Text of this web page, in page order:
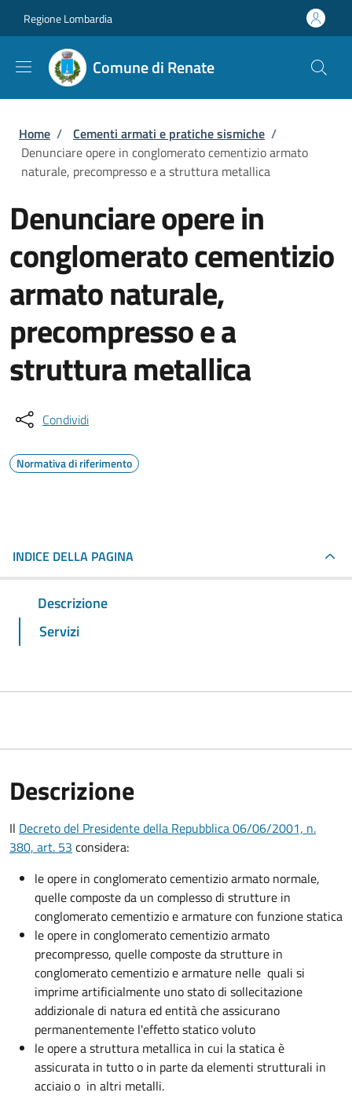
Regione Lombardia
Comune di Renate
Briciole di pane
Home / Cementi armati e pratiche sismiche /
Denunciare opere in conglomerato cementizio armato
naturale, precompresso e a struttura metallica
Denunciare opere in
conglomerato cementizio
armato naturale,
precompresso e a
struttura metallica
Condividi
Normativa di riferimento
INDICE DELLA PAGINA
Descrizione
Servizi
Descrizione
Il Decreto del Presidente della Repubblica 06/06/2001, n.
380, art. 53 considera:
le opere in conglomerato cementizio armato normale,
quelle composte da un complesso di strutture in
conglomerato cementizio e armature con funzione statica
le opere in conglomerato cementizio armato
precompresso, quelle composte da strutture in
conglomerato cementizio e armature nelle quali si
imprime artificialmente uno stato di sollecitazione
addizionale di natura ed entità che assicurano
permanentemente l'effetto statico voluto
le opere a struttura metallica in cui la statica è
assicurata in tutto o in parte da elementi strutturali in
acciaio o in altri metalli.